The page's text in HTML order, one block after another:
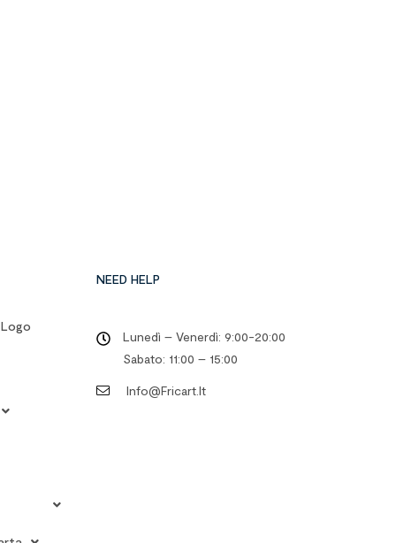
NEED HELP
Lunedì – Venerdì: 9:00-20:00
Sabato: 11:00 – 15:00
Info@fricart.it